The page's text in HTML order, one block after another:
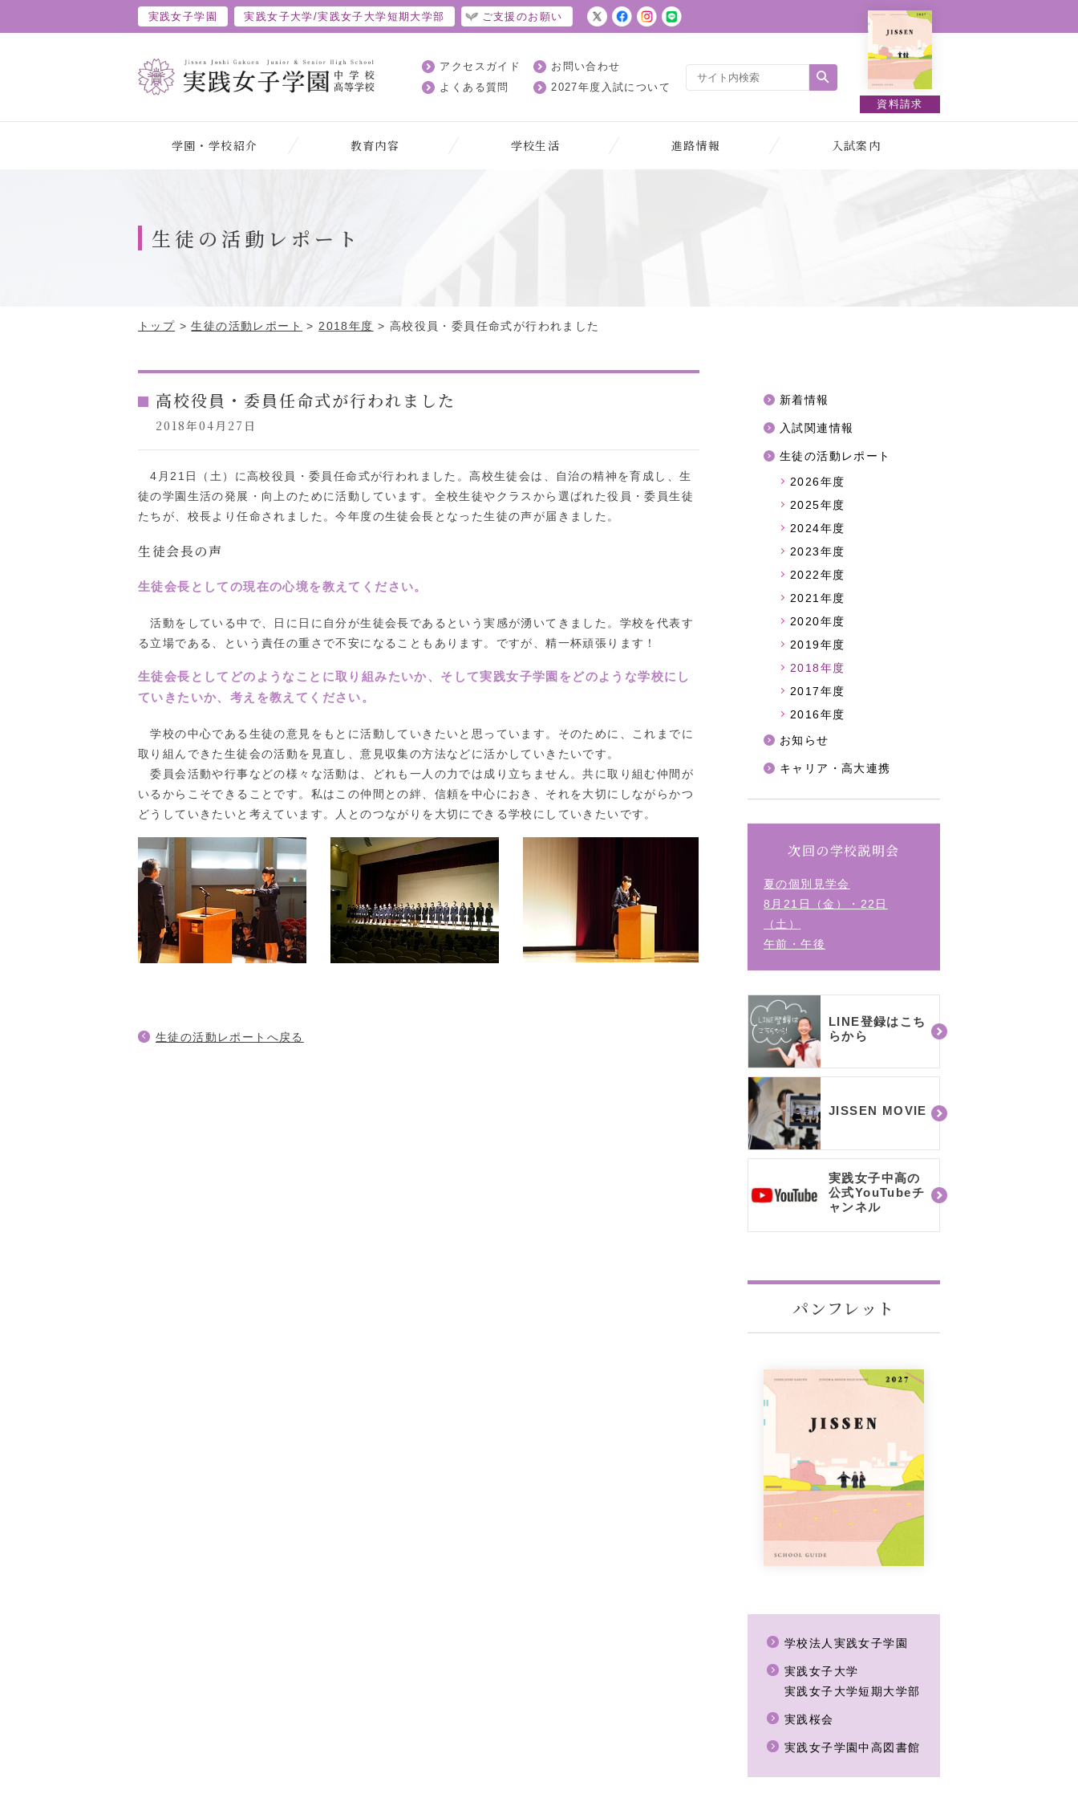
実践女子学園 実践女子大学/実践女子大学短期大学部 ご支援のお願い
アクセスガイド
よくある質問
お問い合わせ
2027年度入試について
資料請求
学園・学校紹介 教育内容 学校生活 進路情報 入試案内
生徒の活動レポート
トップ >生徒の活動レポート > 2018年度 > 高校役員・委員任命式が行われました
高校役員・委員任命式が行われました
2018年04月27日
4月21日（土）に高校役員・委員任命式が行われました。高校生徒会は、自治の精神を育成し、生
徒の学園生活の発展・向上のために活動しています。全校生徒やクラスから選ばれた役員・委員生徒
たちが、校長より任命されました。今年度の生徒会長となった生徒の声が届きました。
生徒会長の声
生徒会長としての現在の心境を教えてください。
活動をしている中で、日に日に自分が生徒会長であるという実感が湧いてきました。学校を代表す
る立場である、という責任の重さで不安になることもあります。ですが、精一杯頑張ります！
生徒会長としてどのようなことに取り組みたいか、そして実践女子学園をどのような学校にし
ていきたいか、考えを教えてください。
学校の中心である生徒の意見をもとに活動していきたいと思っています。そのために、これまでに
取り組んできた生徒会の活動を見直し、意見収集の方法などに活かしていきたいです。
委員会活動や行事などの様々な活動は、どれも一人の力では成り立ちません。共に取り組む仲間が
いるからこそできることです。私はこの仲間との絆、信頼を中心におき、それを大切にしながらかつ
どうしていきたいと考えています。人とのつながりを大切にできる学校にしていきたいです。
生徒の活動レポートへ戻る
新着情報
入試関連情報
生徒の活動レポート
2026年度
2025年度
2024年度
2023年度
2022年度
2021年度
2020年度
2019年度
2018年度
2017年度
2016年度
お知らせ
キャリア・高大連携
次回の学校説明会
夏の個別見学会
8月21日（金）・22日
（土）
午前・午後
LINE登録はこち
らから
JISSEN MOVIE
実践女子中高の
公式YouTubeチ
ャンネル
パンフレット
学校法人実践女子学園
実践女子大学
実践女子大学短期大学部
実践桜会
実践女子学園中高図書館